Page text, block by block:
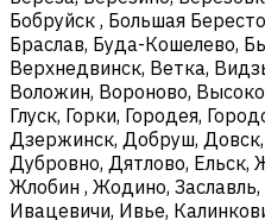
Бобруйск , Большая
Браслав, Буда-Кошелево,
Верхнедвинск, Ветка,
Воложин, Вороново,
Глуск, Горки, Городея,
Дзержинск, Добруш,
Дубровно, Дятлово, Ельск,
Жлобин , Жодино, Заславль,
Ивацевичи, Ивье,